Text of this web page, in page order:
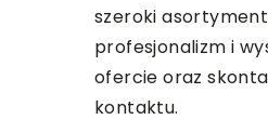
szeroki
profesjonalizm i
ofercie oraz
kontaktu.